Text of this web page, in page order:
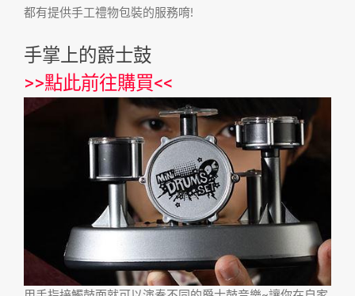
都有提供手工禮物包裝的服務唷!
手掌上的爵士鼓
>>點此前往購買<<